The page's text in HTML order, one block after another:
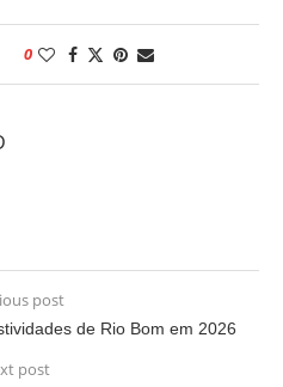
0
post
de Rio Bom em 2026
post